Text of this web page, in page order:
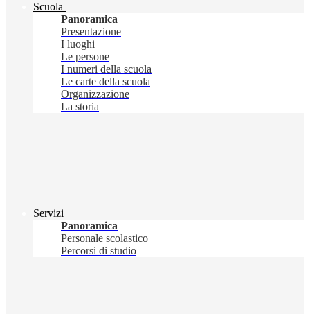
Scuola
Panoramica
Presentazione
I luoghi
Le persone
I numeri della scuola
Le carte della scuola
Organizzazione
La storia
Servizi
Panoramica
Personale scolastico
Percorsi di studio